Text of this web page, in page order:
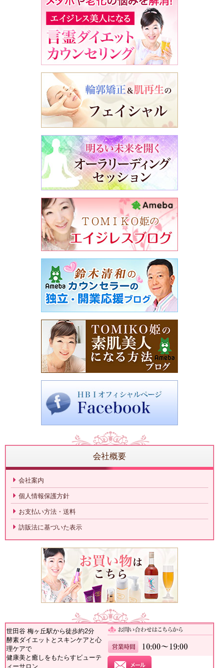
会社概要
会社案内
個人情報保護方針
お支払い方法・送料
訪販法に基づいた表示
世田谷 梅ヶ丘駅から徒歩約2分
酵素ダイエットとスキンケアと心
理ケアで
健康美と癒しをもたらすビューテ
ィーサロン